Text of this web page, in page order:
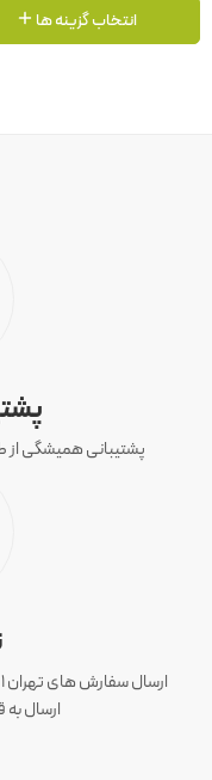
انتخاب گزینه ها
پشتیبانی همیشگی از
ارسال